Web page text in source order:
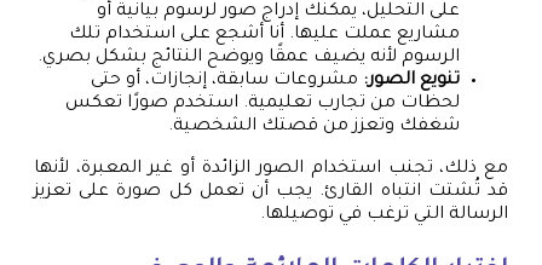
على التحليل، يمكنك إدراج صور لرسوم بيانية أو
مشاريع عملت عليها. أنا أشجع على استخدام تلك
الرسوم لأنه يضيف عمقًا ويوضح النتائج بشكل بصري.
تنويع الصور: مشروعات سابقة، إنجازات، أو حتى
لحظات من تجارب تعليمية. استخدم صورًا تعكس
شغفك وتعزز من قصتك الشخصية.
مع ذلك، تجنب استخدام الصور الزائدة أو غير المعبرة، لأنها
قد تُشتت انتباه القارئ. يجب أن تعمل كل صورة على تعزيز
الرسالة التي ترغب في توصيلها.